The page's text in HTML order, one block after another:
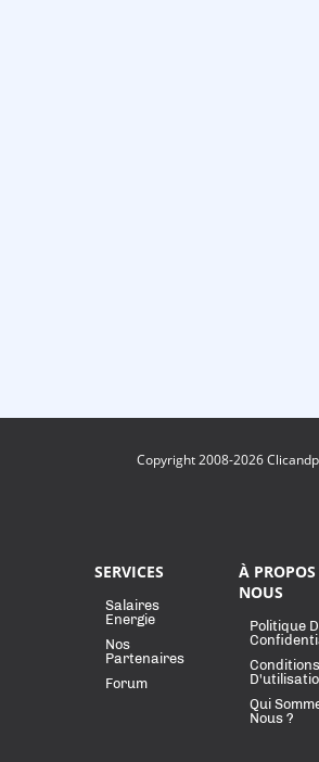
Copyright 2008-2026
SERVICES
Salaires
Energie
Nos
Partenaires
Forum
À PROPOS
NOUS
Politique
Conditions
Qui
Nous ?